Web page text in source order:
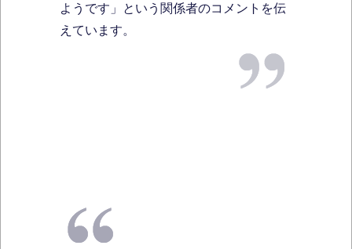
ようです」という関係者のコメントを伝
えています。